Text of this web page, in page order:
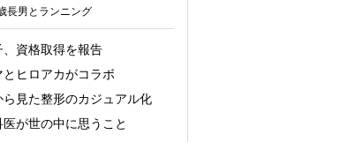
長男とランニング
、資格取得を報告
とヒロアカがコラボ
ら見た整形のカジュアル化
医が世の中に思うこと